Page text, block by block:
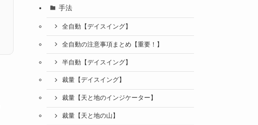
手法
全自動【デイスイング】
全自動の注意事項まとめ【重要！】
半自動【デイスイング】
裁量【デイスイング】
裁量【天と地のインジケーター】
裁量【天と地の山】